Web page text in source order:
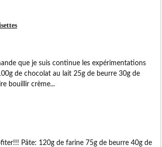
que je suis continue les expérimentations
de chocolat au lait 25g de beurre 30g de
bouillir crème...
Pâte: 120g de farine 75g de beurre 40g de